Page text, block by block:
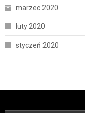
marzec 2020
luty 2020
styczeń 2020